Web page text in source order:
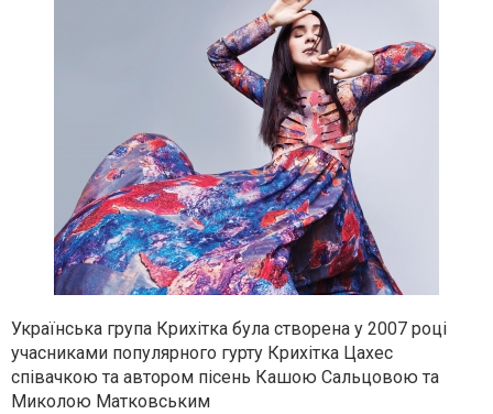
Українська група Крихітка була створена у 2007 році
учасниками популярного гурту Крихітка Цахес
співачкою та автором пісень Кашою Сальцовою та
Миколою Матковським